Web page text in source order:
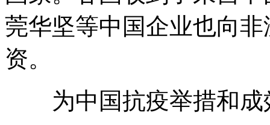
莞华坚等中国企业也向
资。
为中国抗疫举措和成